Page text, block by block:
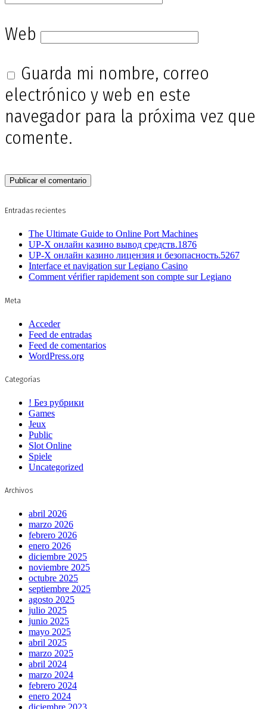
Web
Guarda mi nombre, correo
electrónico y web en este
navegador para la próxima vez que
comente.
Entradas recientes
The Ultimate Guide to Online Port Machines
UP-X онлайн казино вывод средств.1876
UP-X онлайн казино лицензия и безопасность.5267
Interface et navigation sur Legiano Casino
Comment vérifier rapidement son compte sur Legiano
Meta
Acceder
Feed de entradas
Feed de comentarios
WordPress.org
Categorías
! Без рубрики
Games
Jeux
Public
Slot Online
Spiele
Uncategorized
Archivos
abril 2026
marzo 2026
febrero 2026
enero 2026
diciembre 2025
noviembre 2025
octubre 2025
septiembre 2025
agosto 2025
julio 2025
junio 2025
mayo 2025
abril 2025
marzo 2025
abril 2024
marzo 2024
febrero 2024
enero 2024